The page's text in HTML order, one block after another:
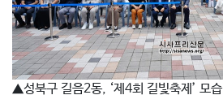
▲성북구 길음2동, ‘제4회 길빛축제’ 모습